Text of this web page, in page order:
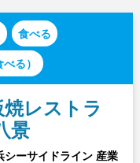
食べる
る）
レストラ
景
シーサイドライン 産業